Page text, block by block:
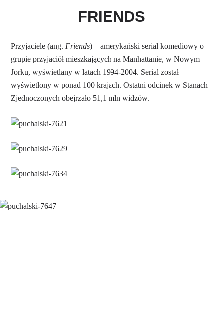
FRIENDS
Przyjaciele (ang.Friends) – amerykański serial komediowy o
grupie przyjaciół mieszkających na Manhattanie, w Nowym
Jorku, wyświetlany w latach 1994-2004. Serial został
wyświetlony w ponad 100 krajach. Ostatni odcinek w Stanach
Zjednoczonych obejrzało 51,1 mln widzów.